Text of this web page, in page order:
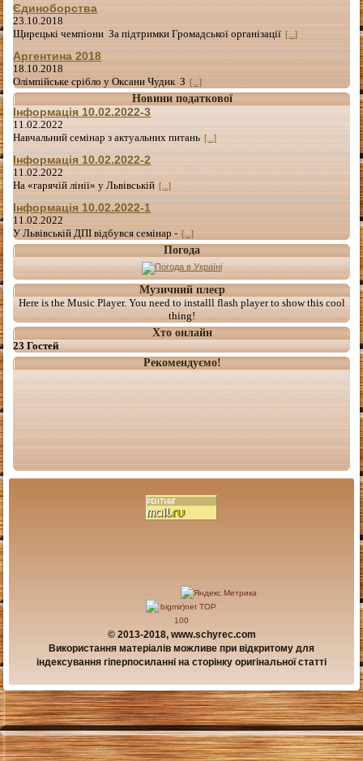
Єдиноборства
23.10.2018
Щирецькі чемпіони За підтримки Громадської організації [...]
Аргентина 2018
18.10.2018
Олімпійське срібло у Оксани Чудик З [...]
Новини податкової
Інформація 10.02.2022-3
11.02.2022
Навчальний семінар з актуальних питань [...]
Інформація 10.02.2022-2
11.02.2022
На «гарячій лінії» у Львівській [...]
Інформація 10.02.2022-1
11.02.2022
У Львівській ДПІ відбувся семінар - [...]
Погода
Музичний плеєр
Here is the Music Player. You need to installl flash player to show this cool
thing!
Хто онлайн
23 Гостей
Рекомендуємо!
© 2013-2018, www.schyrec.com
Використання матеріалів можливе при відкритому для
індексування гіперпосиланні на сторінку оригінальної статті